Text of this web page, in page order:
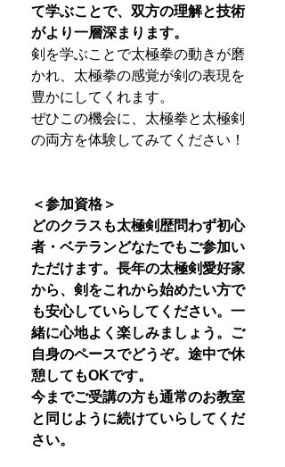
て学ぶことで、双方の理解と技術
がより一層深まります。
剣を学ぶことで太極拳の動きが磨
かれ、太極拳の感覚が剣の表現を
豊かにしてくれます。
ぜひこの機会に、太極拳と太極剣
の両方を体験してみてください！
＜参加資格＞
どのクラスも太極剣歴問わず初心
者・ベテランどなたでもご参加い
ただけます。長年の太極剣愛好家
から、剣をこれから始めたい方で
も安心していらしてください。一
緒に心地よく楽しみましょう。ご
自身のペースでどうぞ。途中で休
憩してもOKです。
今までご受講の方も通常のお教室
と同じように続けていらしてくだ
さい。